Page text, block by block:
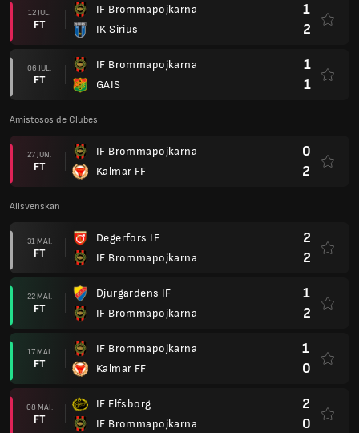
12 JUL.
FT
IF Brommapojkarna
IK Sirius
1
2
06 JUL.
FT
IF Brommapojkarna
GAIS
1
1
Amistosos de Clubes
27 JUN.
FT
IF Brommapojkarna
Kalmar FF
0
2
Allsvenskan
31 MAI.
FT
Degerfors IF
IF Brommapojkarna
2
2
22 MAI.
FT
Djurgardens IF
IF Brommapojkarna
1
2
17 MAI.
FT
IF Brommapojkarna
Kalmar FF
1
0
08 MAI.
FT
IF Elfsborg
IF Brommapojkarna
2
0